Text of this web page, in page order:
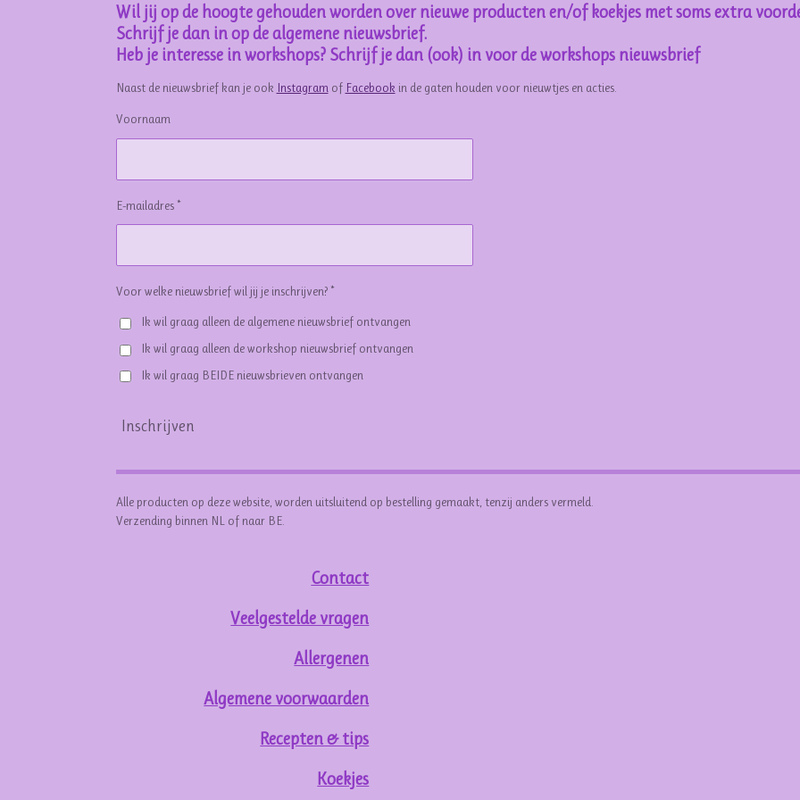
Wil jij op de hoogte gehouden worden over nieuwe producten en/of koekjes met soms extra
Schrijf je dan in op de algemene nieuwsbrief.
Heb je interesse in workshops? Schrijf je dan (ook) in voor de workshops nieuwsbrief
Naast de nieuwsbrief kan je ook Instagramof Facebook in de gaten houden voor nieuwtjes en acties.
Voornaam
E-mailadres *
Voor welke nieuwsbrief wil jij je inschrijven? *
Ik wil graag alleen de algemene nieuwsbrief ontvangen
Ik wil graag alleen de workshop nieuwsbrief ontvangen
Ik wil graag BEIDE nieuwsbrieven ontvangen
Inschrijven
Alle producten op deze website, worden uitsluitend op bestelling gemaakt, tenzij anders vermeld.
Verzending binnen NL of naar BE.
Contact
Veelgestelde vragen
Allergenen
Algemene voorwaarden
Recepten & tips
Koekjes